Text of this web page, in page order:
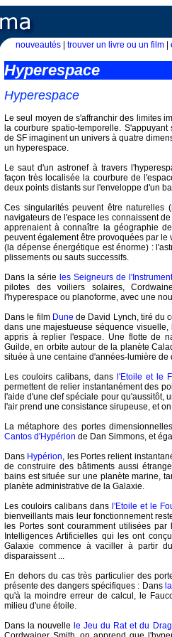
nouveautés trouver un livre ou un film
Hyperespace
Hyperespace
Le seul moyen de s'affranchir des limites
la courbure spatio-temporelle.
de SF imaginent un univers à quatre
un hyperespace.
Le saut d'un astronef à travers
façon très localisée la courbure de
deux points distants sur l'enveloppe d'un
Ces singularités peuvent être naturelles
navigateurs de l'espace les connaissent
apprenaient à connaître la géographie
peuvent également être provoquées par
(la dépense énergétique est énorme) :
plissements ou sauts successifs.
Dans la série les Seigneurs de
pilotes des voiliers solaires,
l'hyperespace ou planoforme, avec une
Dans le film Dune de David Lynch, tiré du
dans une majestueuse séquence
appris à replier l'espace. Une flotte de
Guilde, en orbite autour de la planète
située à une centaine d'années-lumière
Les couloirs calibans, dans l'Etoile et le
permettent de relier instantanément des
l'aide d'une clef spéciale pour qu'aussitôt,
l'air prend une consistance sirupeuse, et
La métaphore des portes
Cantos d'Hypérion de Dan Simmons, et
Dans Hypérion, les Portes relient
de construire des bâtiments aussi
bains est située sur une planète marine,
planète administrative de la Galaxie.
Les couloirs calibans dans l'Etoile et le
bienveillants mais leur fonctionnement
les Portes sont couramment utilisées
Intelligences Artificielles qui les ont
Galaxie commence à vaciller à partir
disparaissent ...
En dehors du cas très particulier des
présente des dangers spécifiques : Dans
qu'à la moindre erreur de calcul, le
milieu d'une étoile.
Dans la nouvelle le Jeu du Rat et du